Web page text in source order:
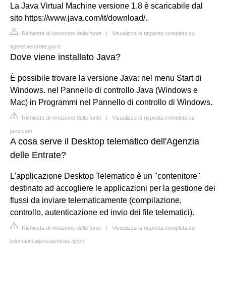
La Java Virtual Machine versione 1.8 è scaricabile dal
sito https://www.java.com/it/download/.
Richiesta di rimozione della fonte | Visualizza la risposta completa su
agenziaentrate.gov.it
Dove viene installato Java?
È possibile trovare la versione Java: nel menu Start di
Windows. nel Pannello di controllo Java (Windows e
Mac) in Programmi nel Pannello di controllo di Windows.
Richiesta di rimozione della fonte | Visualizza la risposta completa su
java.com
A cosa serve il Desktop telematico dell'Agenzia
delle Entrate?
L'applicazione Desktop Telematico è un "contenitore"
destinato ad accogliere le applicazioni per la gestione dei
flussi da inviare telematicamente (compilazione,
controllo, autenticazione ed invio dei file telematici).
Richiesta di rimozione della fonte | Visualizza la risposta completa su
telematici.agenziaentrate.gov.it